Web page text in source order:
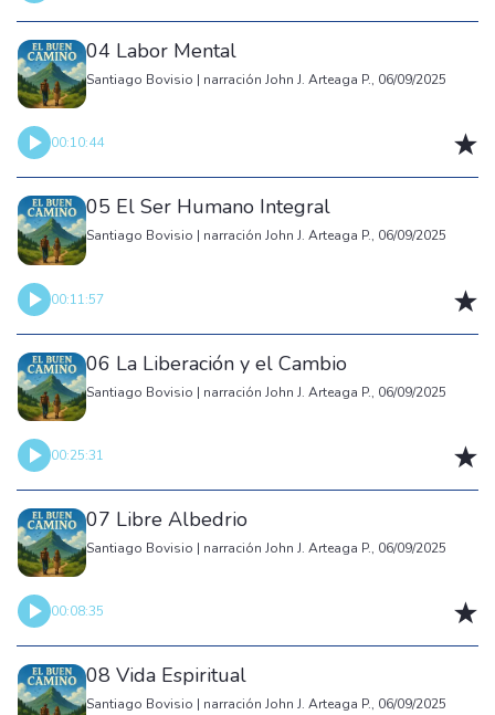
04 Labor Mental
Santiago Bovisio | narración John J. Arteaga P., 06/09/2025
00:10:44
05 El Ser Humano Integral
Santiago Bovisio | narración John J. Arteaga P., 06/09/2025
00:11:57
06 La Liberación y el Cambio
Santiago Bovisio | narración John J. Arteaga P., 06/09/2025
00:25:31
07 Libre Albedrio
Santiago Bovisio | narración John J. Arteaga P., 06/09/2025
00:08:35
08 Vida Espiritual
Santiago Bovisio | narración John J. Arteaga P., 06/09/2025